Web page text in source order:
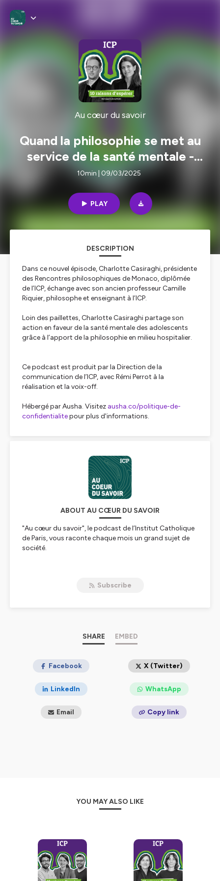
Au cœur du savoir
Quand la philosophie se met au
service de la santé mentale -
Rencontre entre Charlotte
Casiraghi et Camille Riquier
10min | 09/03/2025
PLAY
DESCRIPTION
Dans ce nouvel épisode, Charlotte Casiraghi, présidente
des Rencontres philosophiques de Monaco, diplômée
de l’ICP, échange avec son ancien professeur Camille
Riquier, philosophe et enseignant à l’ICP.
Loin des paillettes, Charlotte Casiraghi partage son
action en faveur de la santé mentale des adolescents
grâce à l’apport de la philosophie en milieu hospitalier.
Ce podcast est produit par la Direction de la
communication de l’ICP, avec Rémi Perrot à la
réalisation et la voix-off.
Hébergé par Ausha. Visitez ausha.co/politique-de-
confidentialitepour plus d'informations.
ABOUT AU CŒUR DU SAVOIR
"Au cœur du savoir", le podcast de l’Institut Catholique
de Paris, vous raconte chaque mois un grand sujet de
société.
de nos enseignants-chercheurs, qui abordent la culture
tend son micro à ceux qui agissent au quotidien pour
faire bouger les lignes.
enseignant-chercheur de l'ICP rencontre un porteur de
leurs actions pour redessiner l'avenir du monde... et
nous donnent10 raisons d'espérer.
Subscribe
SHARE EMBED
Facebook X (Twitter)
LinkedIn WhatsApp
Email Copy link
YOU MAY ALSO LIKE